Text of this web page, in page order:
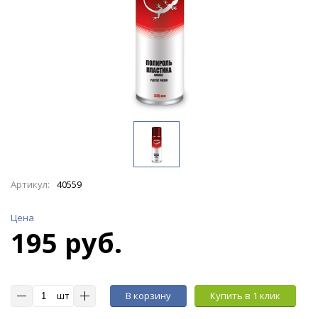
Артикул: 40559
Цена
195 руб.
шт В корзину Купить в 1 клик